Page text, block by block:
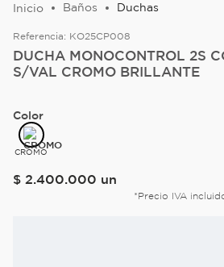
Baños Duchas
Referencia: KO25CP008
DUCHA MONOCONTROL 2S
S/VAL CROMO BRILLANTE
Color
CROMO
$ 2.400.000 un
*Precio IVA